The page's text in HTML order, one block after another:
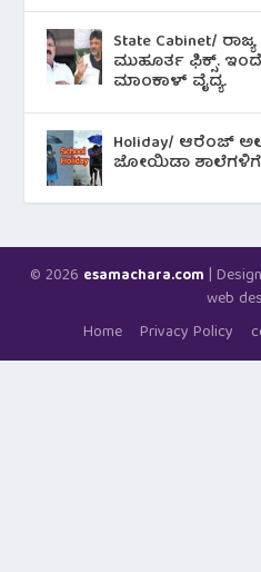
State Cabinet/
ಮುಹೂರ್ತ ಫಿಕ್ಸ್.
ಮಾಂಕಾಳ್ ವೈದ್ಯ.
Holiday/ ಆರೆಂಜ್
ಜೋಯಿಡಾ
© 2026 esamachara.com |
web
Home
Privacy Policy